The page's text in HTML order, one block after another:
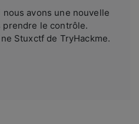
nous avons une nouvelle
prendre le contrôle.
Stuxctf de TryHackme.